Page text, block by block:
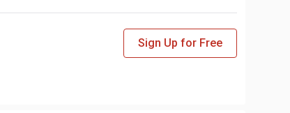
Sign Up for Free